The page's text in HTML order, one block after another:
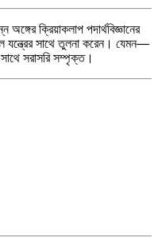
ক্রিয়াকলাপ পদার্থবিজ্ঞানের
যন্ত্রের সাথে তুলনা করেন। যেমন—
সাথে সরাসরি সম্পৃক্ত।